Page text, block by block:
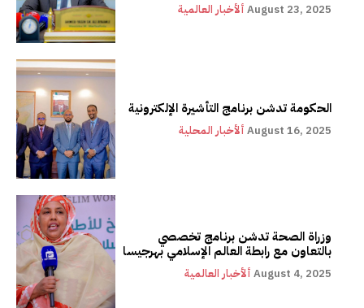
ألأخبار العالمية August 23, 2025
الحكومة تدشن برنامج التأشيرة الإلكترونية
ألأخبار المحلية August 16, 2025
وزراة الصحة تدشن برنامج تخصصي
بالتعاون مع رابطة العالم الإسلامي بهرجيسا
ألأخبار العالمية August 4, 2025